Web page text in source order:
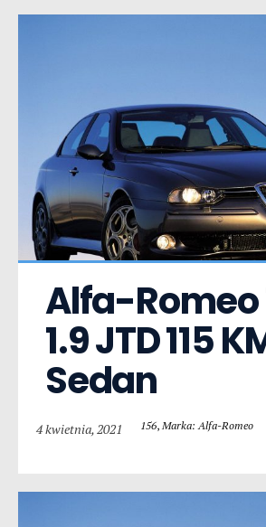
Alfa-Romeo
1.9 JTD 115
Sedan
4 kwietnia, 2021 156, Marka: Alfa-Romeo